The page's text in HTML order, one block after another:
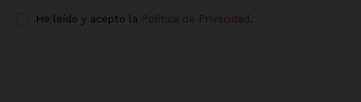
He leído y acepto la Política de Privacidad .